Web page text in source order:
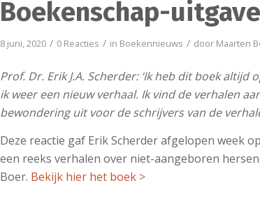
Boekenschap-uitgave
8 juni, 2020 / 0 Reacties / in Boekennieuws / door Maarten
Prof. Dr. Erik J.A. Scherder: ‘Ik heb dit boek
ik weer een nieuw verhaal. Ik vind de verhalen
bewondering uit voor de schrijvers van de
Deze reactie gaf Erik Scherder afgelopen week
een reeks verhalen over niet-aangeboren
Boer. Bekijk hier het boek >